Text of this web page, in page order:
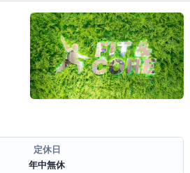
定休日
年中無休